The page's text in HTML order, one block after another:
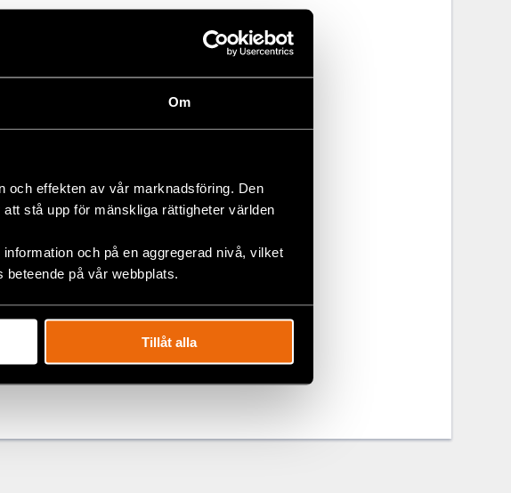
Om
och effekten av vår marknadsföring. Den
stå upp för mänskliga rättigheter världen
och på en aggregerad nivå, vilket
på vår webbplats.
Tillåt alla
med A-status. Vi hoppas
om att Sverige
Defenders